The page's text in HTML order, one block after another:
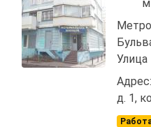
Улица
д. 1,